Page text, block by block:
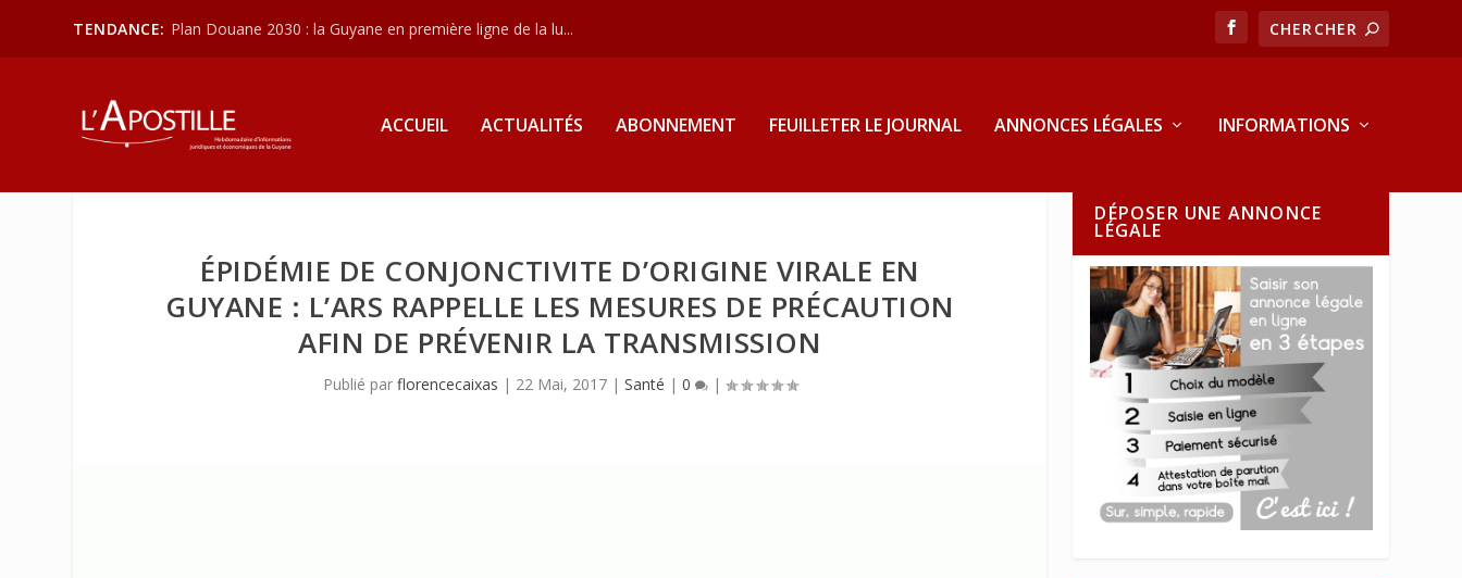
TENDANCE: Plan Douane 2030 : la Guyane en première ligne de la lu...
ACCUEIL ACTUALITÉS ABONNEMENT FEUILLETER LE JOURNAL ANNONCES LÉGALES INFORMATIONS
ÉPIDÉMIE DE CONJONCTIVITE D’ORIGINE VIRALE EN
GUYANE : L’ARS RAPPELLE LES MESURES DE PRÉCAUTION
AFIN DE PRÉVENIR LA TRANSMISSION
Publié par florencecaixas | 22 Mai, 2017| Santé | 0 |
DÉPOSER UNE ANNONCE
LÉGALE